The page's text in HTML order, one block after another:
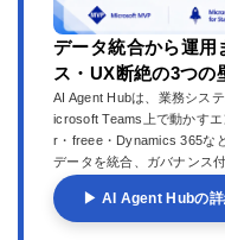
データ統合から運用
ス・UX断絶の3つの
AI Agent Hubは、業務シス
icrosoft Teams上で動かす
r・freee・Dynamics 365な
データを統合、ガバナンス
▶ AI Agent Hubの詳